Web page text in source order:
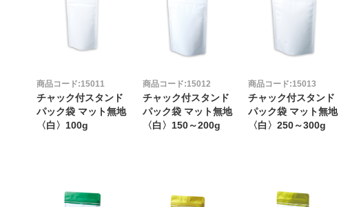
商品コード:15011
チャック付スタンド
パック袋 マット無地
〈白〉100g
商品コード:15012
チャック付スタンド
パック袋 マット無地
〈白〉150～200g
商品コード:15013
チャック付スタンド
パック袋 マット無地
〈白〉250～300g